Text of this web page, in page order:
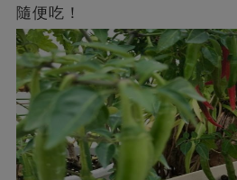
隨便吃！